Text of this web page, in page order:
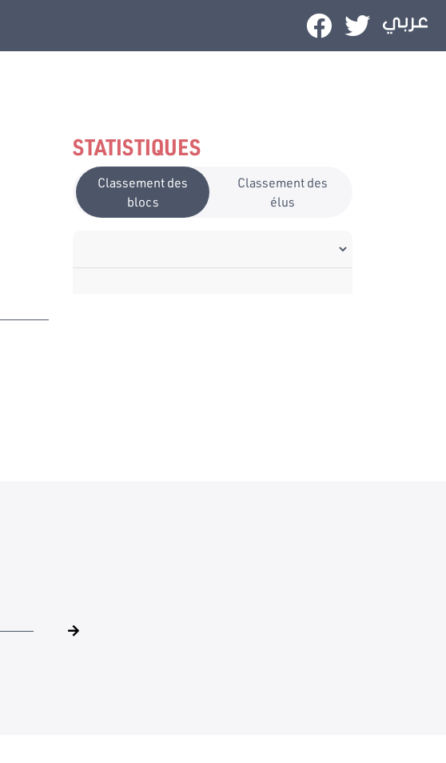
STATISTIQUES
Classement des
blocs
Classement des
élus